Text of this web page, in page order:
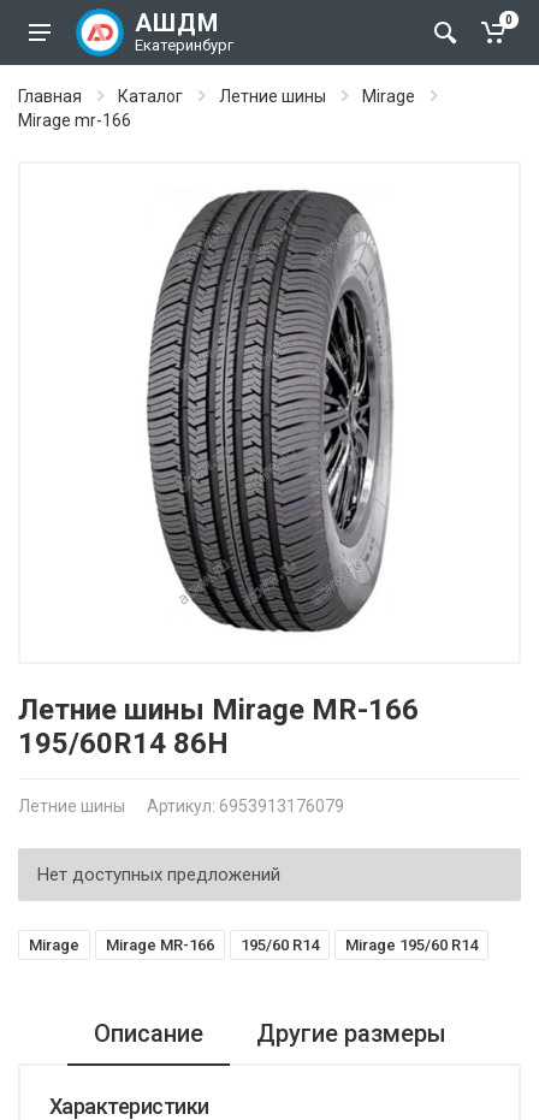
АШДМ
Екатеринбург
0
Главная Каталог Летние шины
Mirage
Mirage mr-166
Летние шины Mirage MR-166
195/60R14 86H
Летние шины Артикул: 6953913176079
Нет доступных предложений
Mirage Mirage MR-166 195/60 R14 Mirage 195/60 R14
Описание Другие размеры
Характеристики